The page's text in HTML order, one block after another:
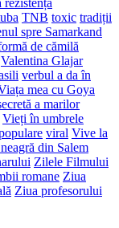
rezistență
TNB toxic tradiții
spre Samarkand
de cămilă
Valentina Glajar
verbul a da în
mea cu Goya
a marilor
Vieți în umbrele
viral Vive la
din Salem
Zilele Filmului
romane Ziua
Ziua profesorului